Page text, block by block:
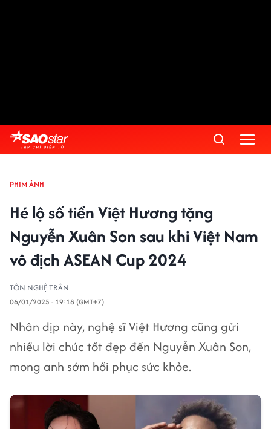
PHIM ẢNH
Hé lộ số tiền Việt Hương tặng
Nguyễn Xuân Son sau khi Việt Nam
vô địch ASEAN Cup 2024
TÔN NGHỆ TRÂN
06/01/2025 - 19:18 (GMT+7)
Nhân dịp này, nghệ sĩ Việt Hương cũng gửi
nhiều lời chúc tốt đẹp đến Nguyễn Xuân Son,
mong anh sớm hồi phục sức khỏe.